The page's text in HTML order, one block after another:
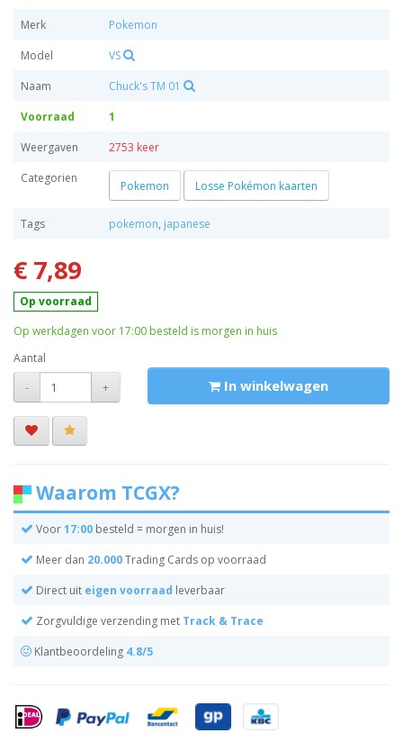
Merk
Pokemon
Model
VS
Naam
Chuck's TM 01
Voorraad
1
Weergaven
2753 keer
Categorien
Pokemon Losse Pokémon kaarten
Tags pokemon, japanese
€ 7,89
Op voorraad
Op werkdagen voor 17:00 besteld is morgen in huis
Aantal
-
+ In winkelwagen
Waarom TCGX?
Voor17:00 besteld = morgen in huis!
Meer dan 20.000Trading Cards op voorraad
Direct uit eigen voorraad leverbaar
Zorgvuldige verzending met Track & Trace
Klantbeoordeling 4.8/5